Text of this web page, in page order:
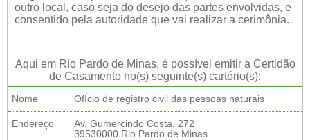
outro local, caso seja do desejo das partes envolvidas, e
consentido pela autoridade que vai realizar a cerimônia.
Aqui em Rio Pardo de Minas, é possível emitir a Certidão
de Casamento no(s) seguinte(s) cartório(s):
Nome OfÍcio de registro civil das pessoas naturais
Endereço
Av. Gumercindo Costa, 272
39530000 Rio Pardo de Minas